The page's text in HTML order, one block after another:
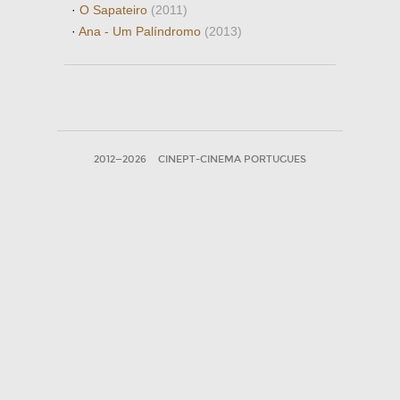
· O Sapateiro (2011)
· Ana - Um Palíndromo (2013)
2012—2026 CINEPT-CINEMA PORTUGUES